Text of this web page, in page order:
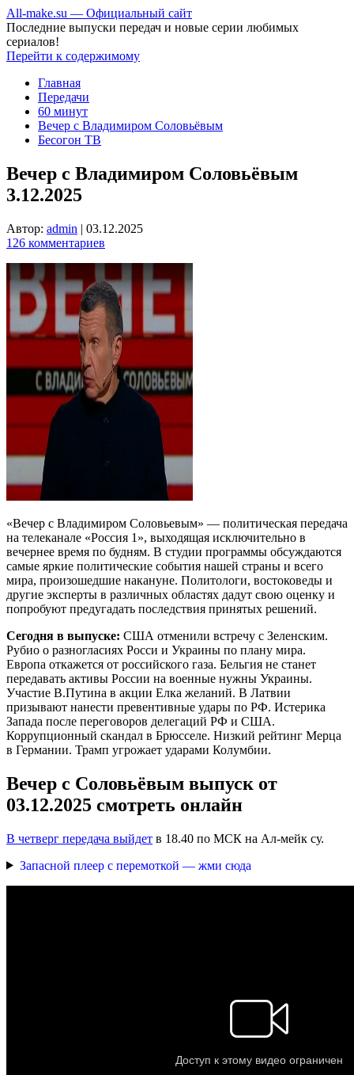
All-make.su — Официальный сайт
Последние выпуски передач и новые серии любимых
сериалов!
Перейти к содержимому
Главная
Передачи
60 минут
Вечер с Владимиром Соловьёвым
Бесогон ТВ
Вечер с Владимиром Соловьёвым
3.12.2025
Автор: admin | 03.12.2025
126 комментариев
«Вечер с Владимиром Соловьевым» — политическая передача
на телеканале «Россия 1», выходящая исключительно в
вечернее время по будням. В студии программы обсуждаются
самые яркие политические события нашей страны и всего
мира, произошедшие накануне. Политологи, востоковеды и
другие эксперты в различных областях дадут свою оценку и
попробуют предугадать последствия принятых решений.
Сегодня в выпуске: США отменили встречу с Зеленским.
Рубио о разногласиях Росси и Украины по плану мира.
Европа откажется от российского газа. Бельгия не станет
передавать активы России на военные нужны Украины.
Участие В.Путина в акции Елка желаний. В Латвии
призывают нанести превентивные удары по РФ. Истерика
Запада после переговоров делегаций РФ и США.
Коррупционный скандал в Брюсселе. Низкий рейтинг Мерца
в Германии. Трамп угрожает ударами Колумбии.
Вечер с Соловьёвым выпуск от
03.12.2025 смотреть онлайн
В четверг передача выйдет в 18.40 по МСК на Ал-мейк су.
Запасной плеер с перемоткой — жми сюда